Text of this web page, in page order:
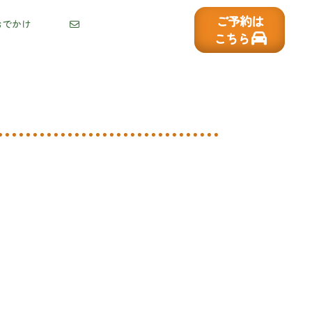
かけ
ご予約は
こちら